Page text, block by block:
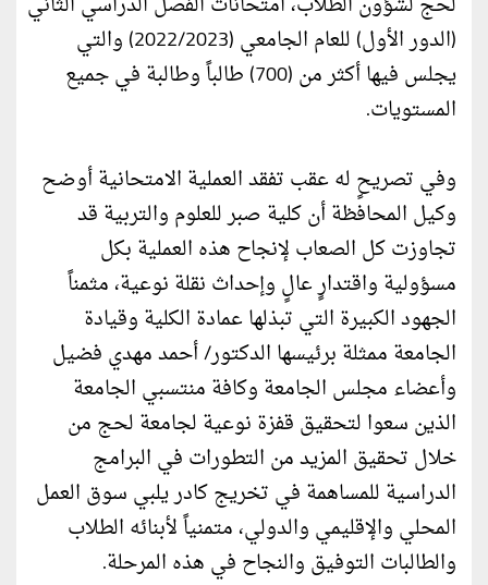
(الدور الأول) للعام الجامعي (2022/2023) والتي
يجلس فيها أكثر من (700) طالباً وطالبة في جميع
المستويات.
وفي تصريحٍ له عقب تفقد العملية الامتحانية أوضح
وكيل المحافظة أن كلية صبر للعلوم والتربية قد
تجاوزت كل الصعاب لإنجاح هذه العملية بكل
مسؤولية واقتدارٍ عالٍ وإحداث نقلة نوعية، مثمناً
الجهود الكبيرة التي تبذلها عمادة الكلية وقيادة
الجامعة ممثلة برئيسها الدكتور/ أحمد مهدي فضيل
وأعضاء مجلس الجامعة وكافة منتسبي الجامعة
الذين سعوا لتحقيق قفزة نوعية لجامعة لحج من
خلال تحقيق المزيد من التطورات في البرامج
الدراسية للمساهمة في تخريج كادر يلبي سوق العمل
المحلي والإقليمي والدولي، متمنياً لأبنائه الطلاب
والطالبات التوفيق والنجاح في هذه المرحلة.